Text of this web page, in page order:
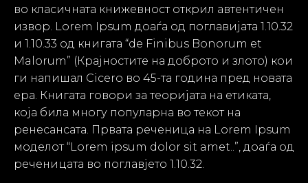
во класичната книжевност открил автентичен
извор. Lorem Ipsum доаѓа од поглавијата 1.10.32
и 1.10.33 од книгата “de Finibus Bonorum et
Malorum” (Крајностите на доброто и злото) кои
ги напишал Cicerо во 45-та година пред новата
ера. Книгата говори за теоријата на етиката,
која била многу популарна во текот на
ренесансата. Првата реченица на Lorem Ipsum
моделот “Lorem ipsum dolor sit amet..”, доаѓа од
реченицата во поглавјето 1.10.32.